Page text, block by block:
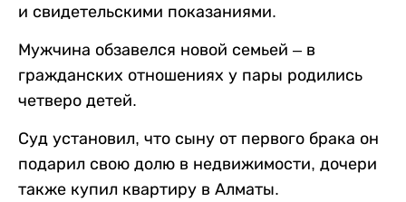
и свидетельскими показаниями.
Мужчина обзавелся новой семьей – в
гражданских отношениях у пары родились
четверо детей.
Суд установил, что сыну от первого брака он
подарил свою долю в недвижимости, дочери
также купил квартиру в Алматы.